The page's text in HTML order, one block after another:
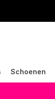
Schoenen